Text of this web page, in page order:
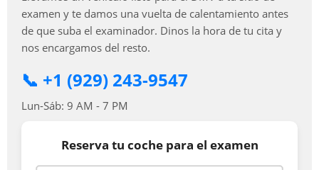
examen y te damos una vuelta de calentamiento antes
de que suba el examinador. Dinos la hora de tu cita y
nos encargamos del resto.
📞 +1 (929) 243-9547
Lun-Sáb: 9 AM - 7 PM
Reserva tu coche para el examen